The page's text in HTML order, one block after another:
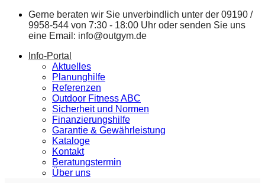
Zum
springen
Gerne beraten wir Sie unverbindlich unter der 09190 /
9958-544 von 7:30 - 18:00 Uhr oder senden Sie uns
eine Email: info@outgym.de
Info-Portal
Aktuelles
Planunghilfe
Referenzen
Outdoor Fitness ABC
Sicherheit und Normen
Finanzierungshilfe
Garantie & Gewährleistung
Kataloge
Kontakt
Beratungstermin
Über uns